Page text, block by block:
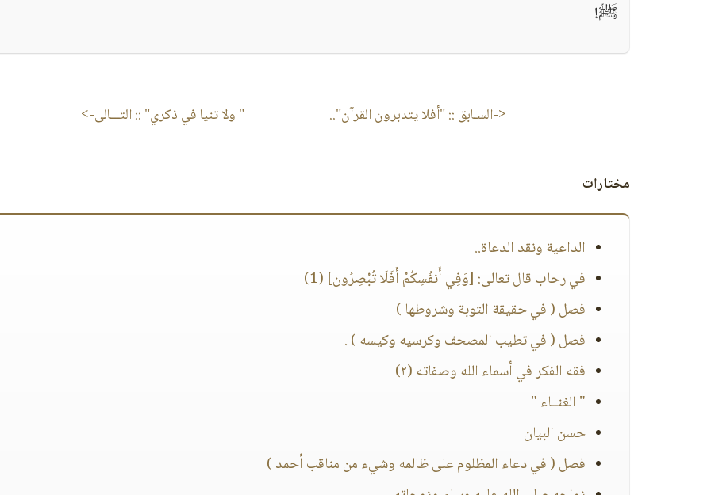
ﷺ!
<-السـابق ::"أفلا يتدبرون القرآن".. ‏" ولا تنيا في ذكري" :: التـــالى->
مختارات
الداعية ونقد الدعاة..
في رحاب قال تعالى: [وَفِي أَنفُسِكُمْ أَفَلَا تُبْصِرُون] (1)
فصل ( في حقيقة التوبة وشروطها )
فصل ( في تطيب المصحف وكرسيه وكيسه ) .
فقه الفكر في أسماء الله وصفاته (٢)
" الغنــاء "
حسن البيان
فصل ( في دعاء المظلوم على ظالمه وشيء من مناقب أحمد )